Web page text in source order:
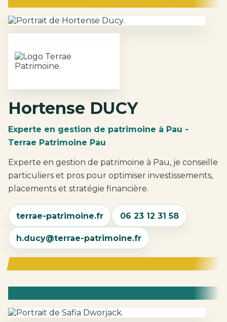
Hortense DUCY
Experte en gestion de patrimoine à Pau -
Terrae Patrimoine Pau
Experte en gestion de patrimoine à Pau, je conseille
particuliers et pros pour optimiser investissements,
placements et stratégie financière.
terrae-patrimoine.fr 06 23 12 31 58
h.ducy@terrae-patrimoine.fr